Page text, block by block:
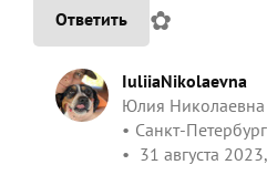
Ответить ✿
IuliiaNikolaevna
Юлия Николаевна
Санкт-
31 августа